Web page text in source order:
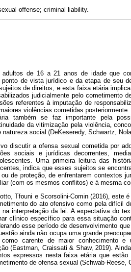
offense; criminal liability.
adultos de 16 a 21 anos de idade que
de vista jurídico e da etapa de seu
de direitos, e esta faixa etária
judicialmente pelo cometimento
referentes à imputação de
violências cometidas
também se faz importante pela
da vitimização pela violência,
social (DeKeseredy, Schwartz,
discutir a ofensa sexual cometida por
sociais e jurídicas decorrentes,
Uma primeira leitura das
indica que esses sujeitos se
de proteção, de enfrentarem contextos
(com os mesmos conflitos) e à mesma
Tfouni e Scorsolini-Comin (2016), este
do ato ofensivo como pela difícil
na interpretação da lei. A expectativa do
clínico específico para essa situação
esse período de desenvolvimento
ainda não ocupa uma grande
carente de maior conhecimento e
(Eastman, Craissati & Shaw, 2019).
expressos nesta faixa etária que
de ofensa sexual (Schwab-Reese,